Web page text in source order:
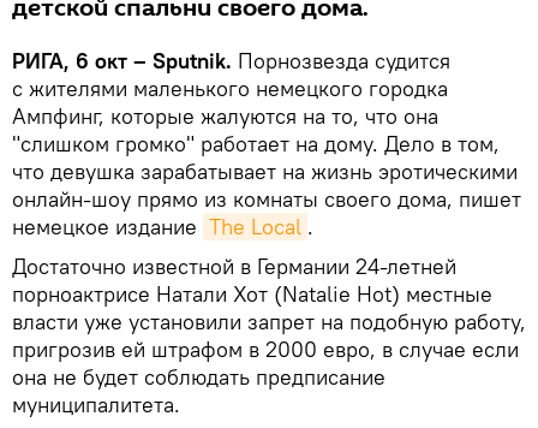
детской спальни своего дома.
РИГА, 6 окт – Sputnik. Порнозвезда судится
с жителями маленького немецкого городка
Ампфинг, которые жалуются на то, что она
"слишком громко" работает на дому. Дело в том,
что девушка зарабатывает на жизнь эротическими
онлайн-шоу прямо из комнаты своего дома, пишет
немецкое издание The Local .
Достаточно известной в Германии 24-летней
порноактрисе Натали Хот (Natalie Hot) местные
власти уже установили запрет на подобную работу,
пригрозив ей штрафом в 2000 евро, в случае если
она не будет соблюдать предписание
муниципалитета.